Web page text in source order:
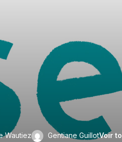
Wautiez Gentiane GuillotVoir